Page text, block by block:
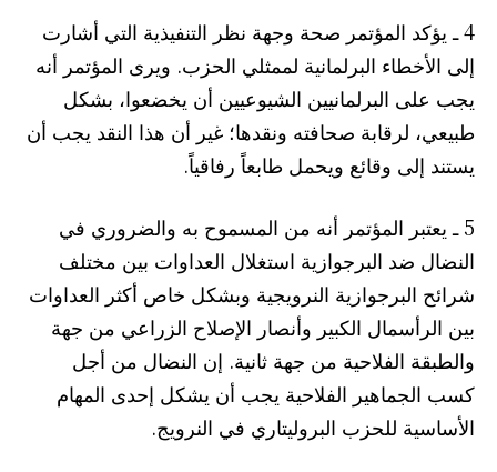
4 ـ يؤكد المؤتمر صحة وجهة نظر التنفيذية التي أشارت
إلى الأخطاء البرلمانية لممثلي الحزب. ويرى المؤتمر أنه
يجب على البرلمانيين الشيوعيين أن يخضعوا، بشكل
طبيعي، لرقابة صحافته ونقدها؛ غير أن هذا النقد يجب أن
يستند إلى وقائع ويحمل طابعاً رفاقياً.
5 ـ يعتبر المؤتمر أنه من المسموح به والضروري في
النضال ضد البرجوازية استغلال العداوات بين مختلف
شرائح البرجوازية النرويجية وبشكل خاص أكثر العداوات
بين الرأسمال الكبير وأنصار الإصلاح الزراعي من جهة
والطبقة الفلاحية من جهة ثانية. إن النضال من أجل
كسب الجماهير الفلاحية يجب أن يشكل إحدى المهام
الأساسية للحزب البروليتاري في النرويج.